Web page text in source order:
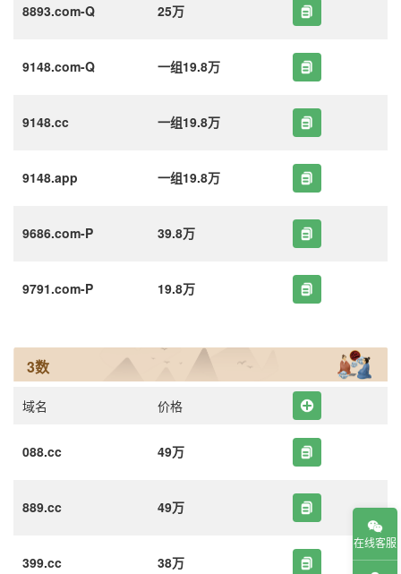
8893.com-Q 25万
9148.com-Q 一组19.8万
9148.cc 一组19.8万
9148.app 一组19.8万
9686.com-P 39.8万
9791.com-P 19.8万
3数
域名 价格
088.cc 49万
889.cc 49万
399.cc 38万
在线客服